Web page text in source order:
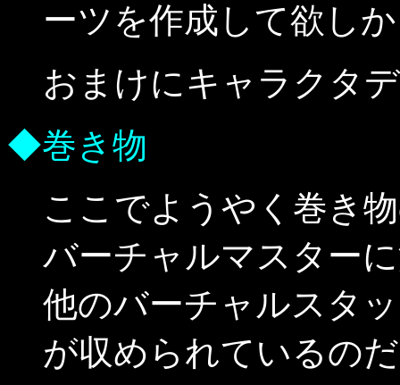
ーツを作成して欲し
おまけにキャラクタ
◆巻き物
ここでようやく巻き
バーチャルマスター
他のバーチャルスタ
が収められているの